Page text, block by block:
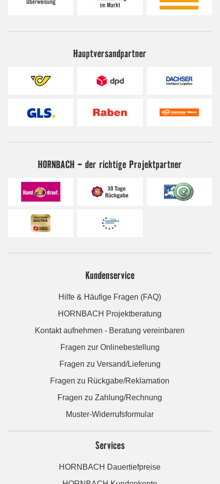
Hauptversandpartner
HORNBACH - der richtige Projektpartner
Kundenservice
Hilfe & Häufige Fragen (FAQ)
HORNBACH Projektberatung
Kontakt aufnehmen - Beratung vereinbaren
Fragen zur Onlinebestellung
Fragen zu Versand/Lieferung
Fragen zu Rückgabe/Reklamation
Fragen zu Zahlung/Rechnung
Muster-Widerrufsformular
Services
HORNBACH Dauertiefpreise